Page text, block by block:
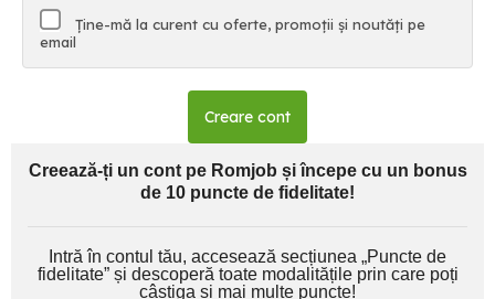
Ține-mă la curent cu oferte, promoții și noutăți pe
email
Creare cont
Creează-ți un cont pe Romjob și începe cu un bonus
de 10 puncte de fidelitate!
Intră în contul tău, accesează secțiunea „Puncte de
fidelitate” și descoperă toate modalitățile prin care poți
câștiga și mai multe puncte!